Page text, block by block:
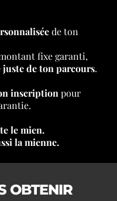
de ton
fixe garanti,
juste de ton parcours.
inscription pour
le mien.
la mienne.
OBTENIR